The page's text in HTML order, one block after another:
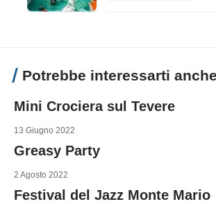
Potrebbe interessarti
Mini Crociera sul Tevere
13 Giugno 2022
Greasy Party
2 Agosto 2022
Festival del Jazz Monte Mario